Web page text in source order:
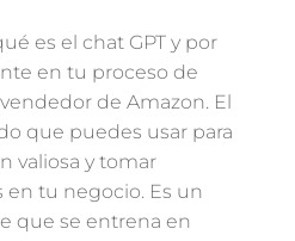
es el chat GPT y por
en tu proceso de
de Amazon. El
que puedes usar para
valiosa y tomar
en tu negocio. Es un
que se entrena en